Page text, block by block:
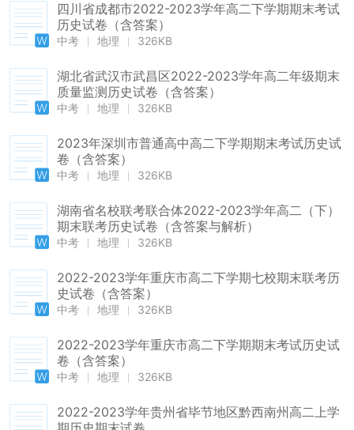
四川省成都市2022-2023学年高二下学期期末考试
历史试卷（含答案）
中考 地理 326KB
湖北省武汉市武昌区2022-2023学年高二年级期末
质量监测历史试卷（含答案）
中考 地理 326KB
2023年深圳市普通高中高二下学期期末考试历史试
卷（含答案）
中考 地理 326KB
湖南省名校联考联合体2022-2023学年高二（下）
期末联考历史试卷（含答案与解析）
中考 地理 326KB
2022-2023学年重庆市高二下学期七校期末联考历
史试卷（含答案）
中考 地理 326KB
2022-2023学年重庆市高二下学期期末考试历史试
卷（含答案）
中考 地理 326KB
2022-2023学年贵州省毕节地区黔西南州高二上学